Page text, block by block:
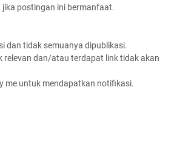
postingan ini bermanfaat.
dan tidak semuanya dipublikasi.
relevan dan/atau terdapat link tidak akan
me untuk mendapatkan notifikasi.